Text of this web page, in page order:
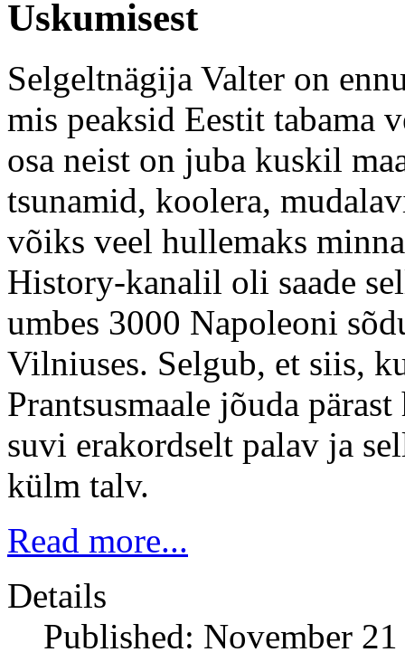
Uskumisest
Selgeltnägija Valter on
mis peaksid Eestit tabama
osa neist on juba kuskil
tsunamid, koolera,
võiks veel hullemaks
History-kanalil oli saade
umbes 3000 Napoleoni
Vilniuses. Selgub, et siis,
Prantsusmaale jõuda
suvi erakordselt palav ja
külm talv.
Read more...
Details
Published: November